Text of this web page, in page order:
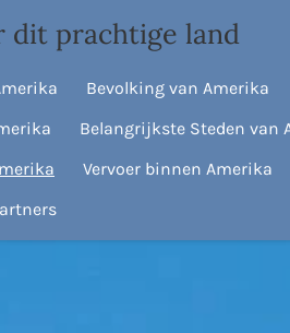
dit prachtige land
Bevolking van Amerika
Belangrijkste Steden van
Vervoer binnen Amerika